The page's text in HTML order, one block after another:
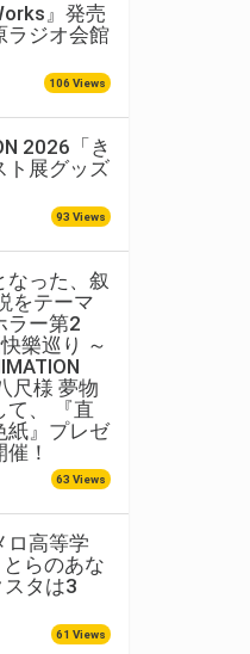
』発売
ラジオ会館
106 Views
2026「き
ト展グッズ
93 Views
なった、叙
をテーマ
ラー第2
樂巡り ～
尺様 夢物
て、 『直
紙』プレゼ
！
63 Views
ロ高等学
らのあな
タは3
61 Views